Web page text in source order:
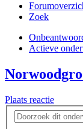
Zoek
Actieve
Plaats reactie